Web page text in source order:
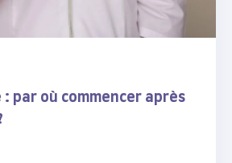
: par où commencer après